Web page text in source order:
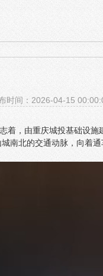
时间：2026-04-15
着，由重庆城投基础设施
南北的交通动脉，向着通